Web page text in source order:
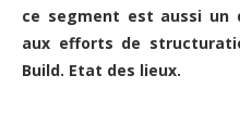
ce segment est aussi un
aux efforts de
Build. Etat des lieux.